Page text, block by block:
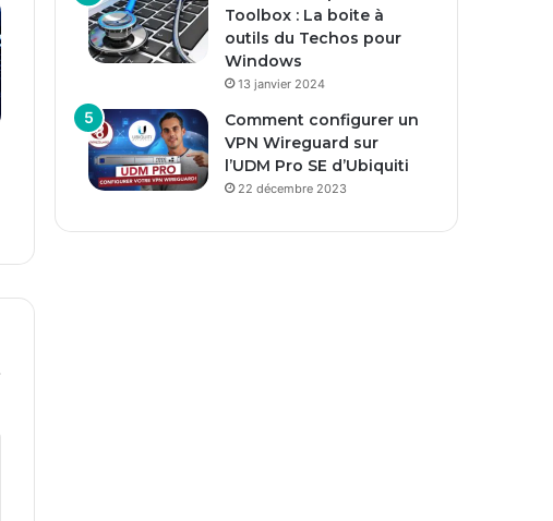
Toolbox : La boite à
outils du Techos pour
Windows
13 janvier 2024
Comment configurer un
VPN Wireguard sur
l’UDM Pro SE d’Ubiquiti
22 décembre 2023